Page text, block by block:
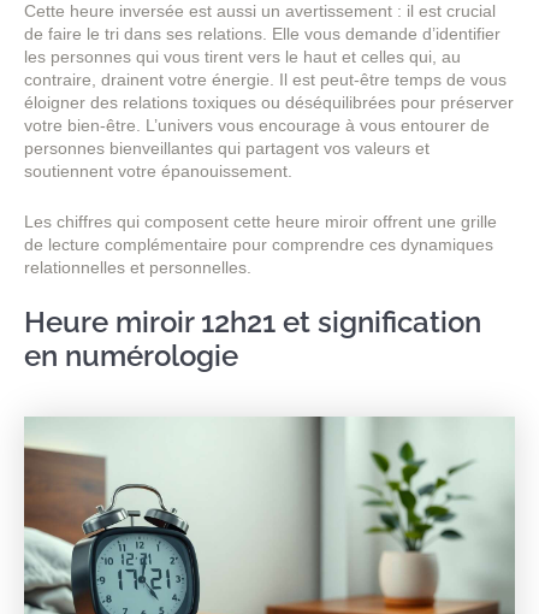
Cette heure inversée est aussi un avertissement : il est crucial
de faire le tri dans ses relations. Elle vous demande d’identifier
les personnes qui vous tirent vers le haut et celles qui, au
contraire, drainent votre énergie. Il est peut-être temps de vous
éloigner des relations toxiques ou déséquilibrées pour préserver
votre bien-être. L’univers vous encourage à vous entourer de
personnes bienveillantes qui partagent vos valeurs et
soutiennent votre épanouissement.
Les chiffres qui composent cette heure miroir offrent une grille
de lecture complémentaire pour comprendre ces dynamiques
relationnelles et personnelles.
Heure miroir 12h21 et signification
en numérologie